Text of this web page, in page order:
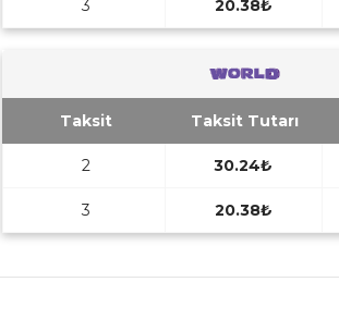
3 20.38₺
Taksit Taksit Tutarı
2 30.24₺
3 20.38₺